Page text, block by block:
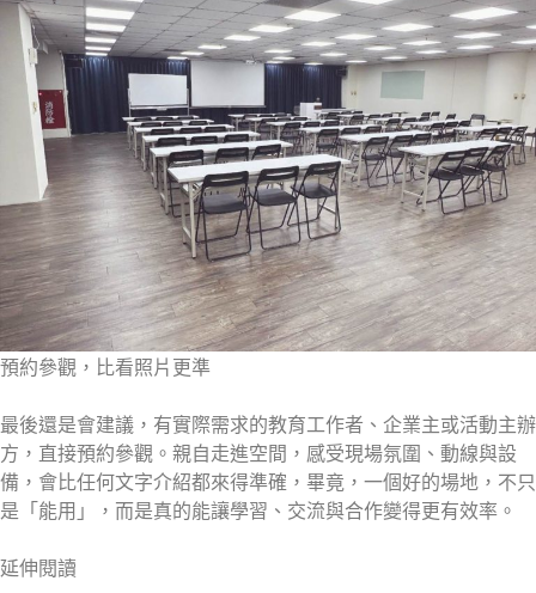
預約參觀，比看照片更準
最後還是會建議，有實際需求的教育工作者、企業主或活動主辦
方，直接預約參觀。親自走進空間，感受現場氛圍、動線與設
備，會比任何文字介紹都來得準確，畢竟，一個好的場地，不只
是「能用」，而是真的能讓學習、交流與合作變得更有效率。
延伸閱讀